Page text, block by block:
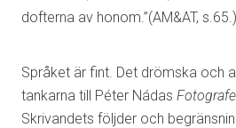
dofterna av honom.”(AM&AT, s.65.)
Språket är fint. Det drömska och
tankarna till Péter Nádas
Skrivandets följder och